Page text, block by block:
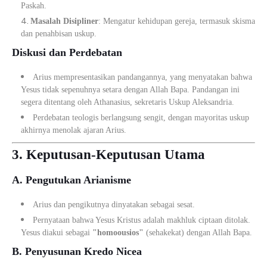
Paskah.
Masalah Disipliner: Mengatur kehidupan gereja, termasuk skisma
dan penahbisan uskup.
Diskusi dan Perdebatan
Arius mempresentasikan pandangannya, yang menyatakan bahwa
Yesus tidak sepenuhnya setara dengan Allah Bapa. Pandangan ini
segera ditentang oleh Athanasius, sekretaris Uskup Aleksandria.
Perdebatan teologis berlangsung sengit, dengan mayoritas uskup
akhirnya menolak ajaran Arius.
3. Keputusan-Keputusan Utama
A. Pengutukan Arianisme
Arius dan pengikutnya dinyatakan sebagai sesat.
Pernyataan bahwa Yesus Kristus adalah makhluk ciptaan ditolak.
Yesus diakui sebagai "homoousios" (sehakekat) dengan Allah Bapa.
B. Penyusunan Kredo Nicea